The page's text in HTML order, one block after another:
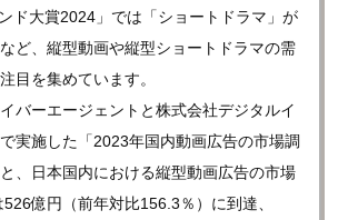
ド大賞2024」では「ショートドラマ」が
ど、縦型動画や縦型ショートドラマの需
目を集めています。
バーエージェントと株式会社デジタルイ
実施した「2023年国内動画広告の市場調
、日本国内における縦型動画広告の市場
億円（前年対比156.3％）に到達、